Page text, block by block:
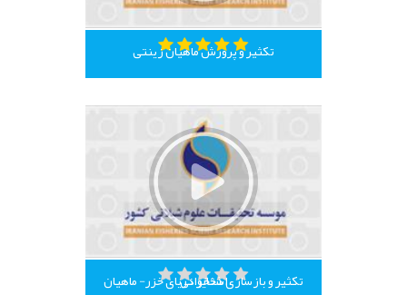
تکثیر و پرورش ماهیان زینتی
تکثیر و بازسازی ذخایر دریای خزر- ماهیان استخوانی